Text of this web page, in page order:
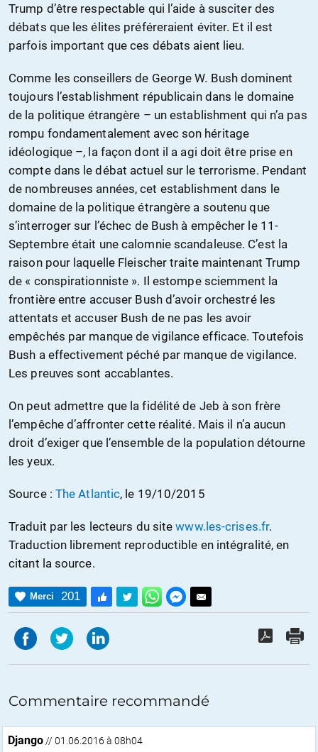
Trump d’être respectable qui l’aide à susciter des
débats que les élites préféreraient éviter. Et il est
parfois important que ces débats aient lieu.
Comme les conseillers de George W. Bush dominent
toujours l’establishment républicain dans le domaine
de la politique étrangère – un establishment qui n’a pas
rompu fondamentalement avec son héritage
idéologique –, la façon dont il a agi doit être prise en
compte dans le débat actuel sur le terrorisme. Pendant
de nombreuses années, cet establishment dans le
domaine de la politique étrangère a soutenu que
s’interroger sur l’échec de Bush à empêcher le 11-
Septembre était une calomnie scandaleuse. C’est la
raison pour laquelle Fleischer traite maintenant Trump
de « conspirationniste ». Il estompe sciemment la
frontière entre accuser Bush d’avoir orchestré les
attentats et accuser Bush de ne pas les avoir
empêchés par manque de vigilance efficace. Toutefois
Bush a effectivement péché par manque de vigilance.
Les preuves sont accablantes.
On peut admettre que la fidélité de Jeb à son frère
l’empêche d’affronter cette réalité. Mais il n’a aucun
droit d’exiger que l’ensemble de la population détourne
les yeux.
Source : The Atlantic, le 19/10/2015
Traduit par les lecteurs du sitewww.les-crises.fr.
Traduction librement reproductible en intégralité, en
citant la source.
Merci 201
Commentaire recommandé
Django // 01.06.2016 à 08h04